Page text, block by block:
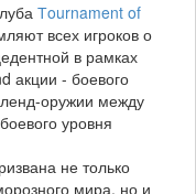
Тournament of
всех игроков о
в рамках
акции - боевого
оружии между
уровня
не только
мира, но и